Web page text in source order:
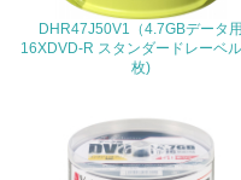
DHR47J50V1（4.7GBデータ用
16XDVD-R スタンダードレーベ
枚)